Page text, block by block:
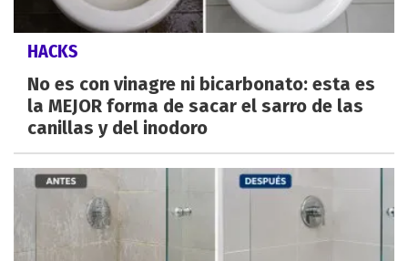
HACKS
No es con vinagre ni bicarbonato: esta es
la MEJOR forma de sacar el sarro de las
canillas y del inodoro